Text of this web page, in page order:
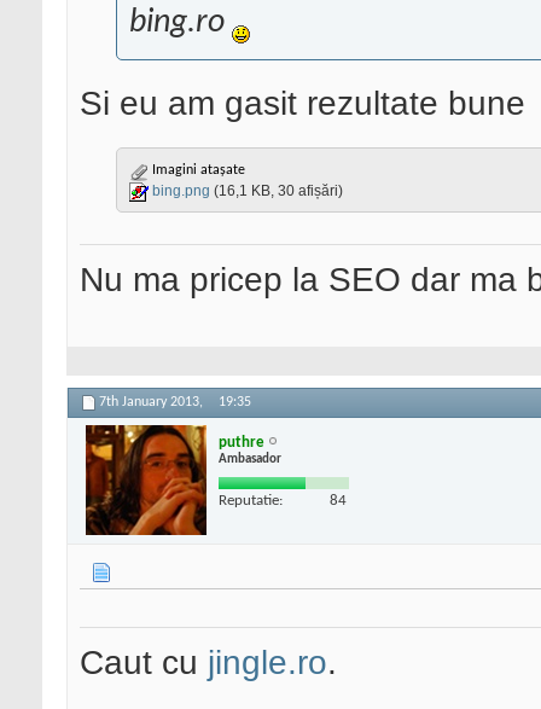
bing.ro
Si eu am gasit rezultate bune
Imagini atașate
bing.png (16,1 KB, 30 afișări)
Nu ma pricep la SEO dar ma
7th January 2013, 19:35
puthre
Ambasador
Reputatie: 84
Caut cu jingle.ro.